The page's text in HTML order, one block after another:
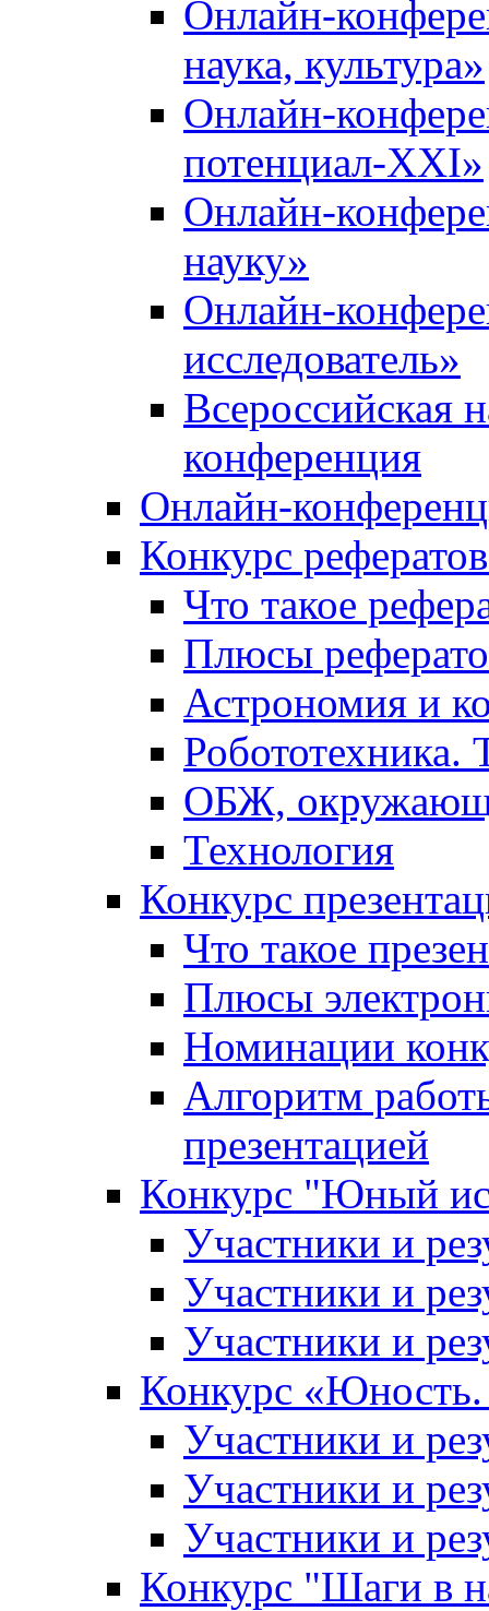
Онлайн-
наука, культура»
Онлайн-
потенциал-XXI»
Онлайн-
науку»
Онлайн-
исследователь»
Всероссийская
конференция
Онлайн-
Конкурс
Что такое
Плюсы
Астрономия и
Робототехника.
ОБЖ,
Технология
Конкурс
Что такое
Плюсы
Номинации
Алгоритм
презентацией
Конкурс "Юный
Участники и
Участники и
Участники и
Конкурс «Юность.
Участники и
Участники и
Участники и
Конкурс "Шаги в